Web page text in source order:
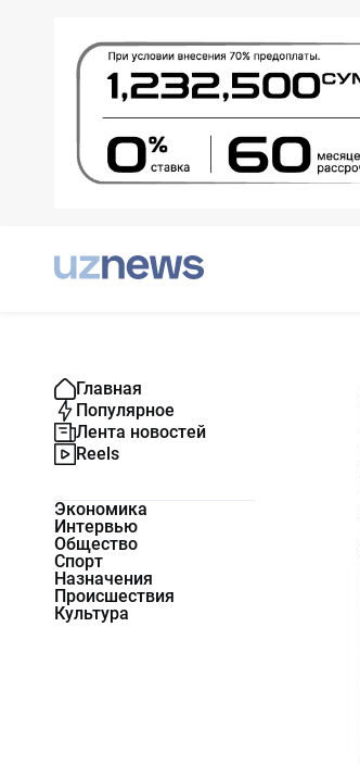
Главная
Популярное
Лента новостей
Reels
Экономика
Интервью
Общество
Спорт
Назначения
Происшествия
Культура